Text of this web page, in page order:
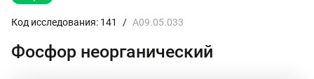
Код исследования: 141 / A09.05.033
Фосфор неорганический